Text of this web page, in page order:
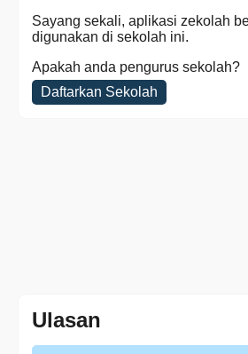
Sayang sekali, aplikasi zekolah
digunakan di sekolah ini.
Apakah anda pengurus sekolah?
Daftarkan Sekolah
Ulasan